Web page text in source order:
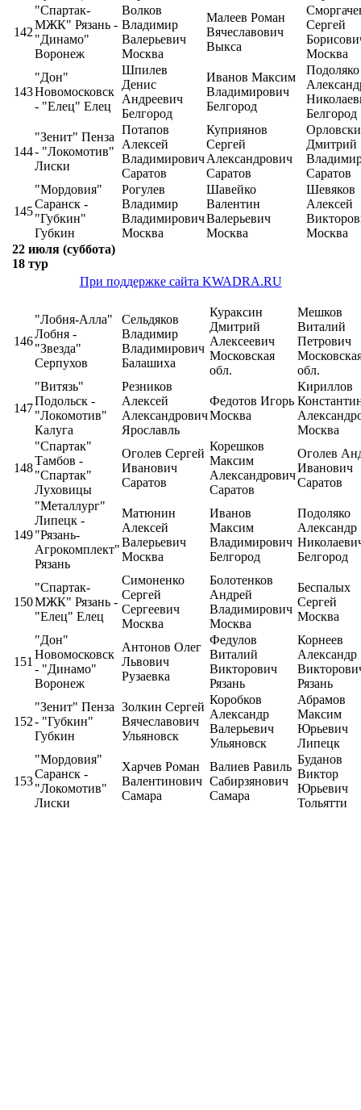
142
"Спартак-
МЖК" Рязань -
"Динамо"
Воронеж
Волков
Владимир
Валерьевич
Москва
Малеев Роман
Вячеславович
Выкса
Сергей
Москва
143
"Дон"
Новомосковск
- "Елец" Елец
Шпилев
Денис
Андреевич
Белгород
Иванов Максим
Владимирович
Белгород
Подоляко
Белгород
144
"Зенит" Пенза
- "Локомотив"
Лиски
Потапов
Алексей
Владимирович
Саратов
Куприянов
Сергей
Александрович
Саратов
Дмитрий
Саратов
145
"Мордовия"
Саранск -
"Губкин"
Губкин
Рогулев
Владимир
Владимирович
Москва
Шавейко
Валентин
Валерьевич
Москва
Шевяков
Алексей
Москва
22 июля (суббота)
18 тур
При поддержке сайта KWADRA.RU
146
"Лобня-Алла"
Лобня -
"Звезда"
Серпухов
Сельдяков
Владимир
Владимирович
Балашиха
Кураксин
Дмитрий
Алексеевич
Московская
обл.
Мешков
Виталий
Петрович
обл.
147
"Витязь"
Подольск -
"Локомотив"
Калуга
Резников
Алексей
Александрович
Ярославль
Федотов Игорь
Москва
Кириллов
Москва
148
"Спартак"
Тамбов -
"Спартак"
Луховицы
Оголев Сергей
Иванович
Саратов
Корешков
Максим
Александрович
Саратов
Оголев
Иванович
Саратов
149
"Металлург"
Липецк -
"Рязань-
Агрокомплект"
Рязань
Матюнин
Алексей
Валерьевич
Москва
Иванов
Максим
Владимирович
Белгород
Подоляко
Александр
Белгород
150
"Спартак-
МЖК" Рязань -
"Елец" Елец
Симоненко
Сергей
Сергеевич
Москва
Болотенков
Андрей
Владимирович
Москва
Беспалых
Сергей
Москва
151
"Дон"
Новомосковск
- "Динамо"
Воронеж
Антонов Олег
Львович
Рузаевка
Федулов
Виталий
Викторович
Рязань
Корнеев
Александр
Рязань
152
"Зенит" Пенза
- "Губкин"
Губкин
Золкин Сергей
Вячеславович
Ульяновск
Коробков
Александр
Валерьевич
Ульяновск
Абрамов
Максим
Юрьевич
Липецк
153
"Мордовия"
Саранск -
"Локомотив"
Лиски
Харчев Роман
Валентинович
Самара
Валиев Равиль
Сабирзянович
Самара
Буданов
Виктор
Юрьевич
Тольятти